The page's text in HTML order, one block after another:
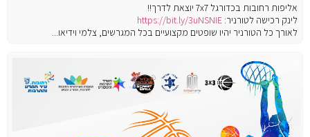
אליפות רחובות בכדורגל 7x7 יוצאת לדרך!!
לינק רכישה לטורניר: https://bit.ly/3uNSNIE
לאורך כל הטורניר יהיו שופטים מקצועיים בכל המגרשים, צלמי וידיאו...